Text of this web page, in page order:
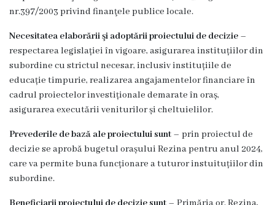
Întreprinderi
subordonate
Grădinița
nr.1
,,Leagănul
copilăriei”
nr.397/2003 privind finanţele publice locale.
Necesitatea elaborării şi adoptării proiectului de decizie –
respectarea legislației în vigoare, asigurarea instituțiilor din
subordine cu strictul necesar, inclusiv instituțiile de
educație timpurie, realizarea angajamentelor financiare în
cadrul proiectelor investiționale demarate în oraș,
asigurarea executării veniturilor și cheltuielilor.
Prevederile de bază ale proiectului sunt – prin proiectul de
decizie se aprobă bugetul orașului Rezina pentru anul 2024,
care va permite buna funcționare a tuturor instuituțiilor din
subordine.